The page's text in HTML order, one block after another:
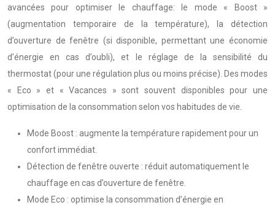
avancées pour optimiser le chauffage: le mode « Boost »
(augmentation temporaire de la température), la détection
d’ouverture de fenêtre (si disponible, permettant une économie
d’énergie en cas d’oubli), et le réglage de la sensibilité du
thermostat (pour une régulation plus ou moins précise). Des modes
« Eco » et « Vacances » sont souvent disponibles pour une
optimisation de la consommation selon vos habitudes de vie.
Mode Boost : augmente la température rapidement pour un
confort immédiat.
Détection de fenêtre ouverte : réduit automatiquement le
chauffage en cas d’ouverture de fenêtre.
Mode Eco : optimise la consommation d’énergie en